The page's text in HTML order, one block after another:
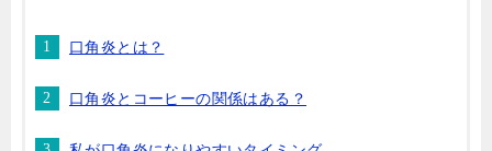
口角炎とは？
口角炎とコーヒーの関係はある？